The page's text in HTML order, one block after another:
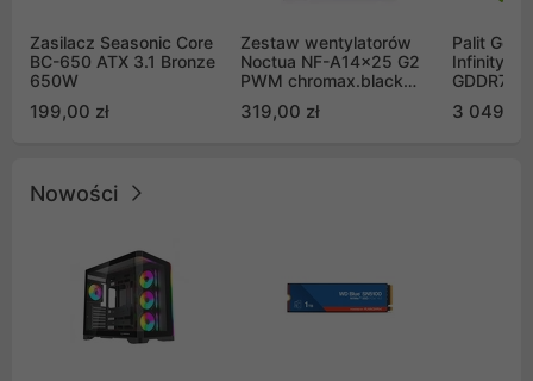
Zasilacz Seasonic Core
BC-650 ATX 3.1 Bronze
650W
199,00 zł
Zestaw wentylatorów
Noctua NF-A14x25 G2
PWM chromax.black
Push Pull (2szt)
319,00 zł
Palit
Infinity 3
GDDR7
GB2050S)
3 049,00
Nowości